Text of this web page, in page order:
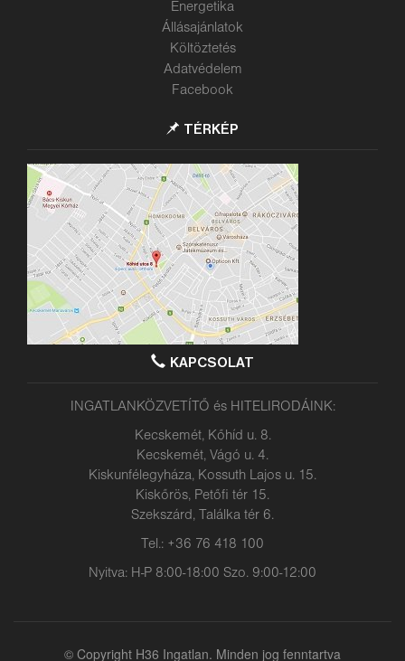
Energetika
Állásajánlatok
Költöztetés
Adatvédelem
Facebook
TÉRKÉP
KAPCSOLAT
INGATLANKÖZVETÍTŐ és HITELIRODÁINK:
Kecskemét, Kőhíd u. 8.
Kecskemét, Vágó u. 4.
Kiskunfélegyháza, Kossuth Lajos u. 15.
Kiskőrös, Petőfi tér 15.
Szekszárd, Találka tér 6.
Tel.: +36 76 418 100
Nyitva: H-P 8:00-18:00 Szo. 9:00-12:00
© Copyright H36 Ingatlan. Minden jog fenntartva